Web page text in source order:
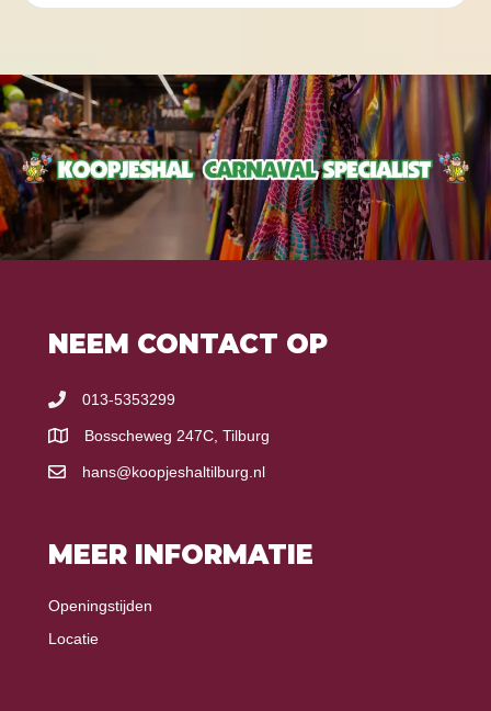
NEEM CONTACT OP
013-5353299
Bosscheweg 247C, Tilburg
hans@koopjeshaltilburg.nl
MEER INFORMATIE
Openingstijden
Locatie